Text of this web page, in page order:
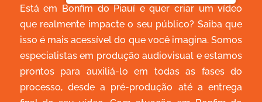
Está em Bonfim do Piauí e quer criar um vídeo
que realmente impacte o seu público? Saiba que
isso é mais acessível do que você imagina. Somos
especialistas em produção audiovisual e estamos
prontos para auxiliá-lo em todas as fases do
processo, desde a pré-produção até a entrega